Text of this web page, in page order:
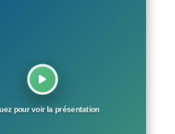
pour voir la présentation